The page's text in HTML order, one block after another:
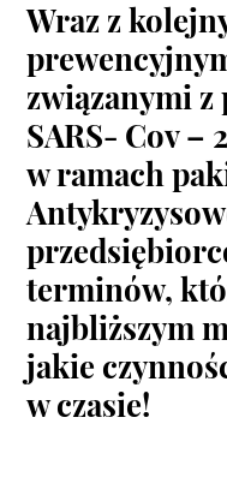
Wraz z
związanymi z
SARS- Cov –
w ramach
terminów,
najbliższym
jakie
w czasie!